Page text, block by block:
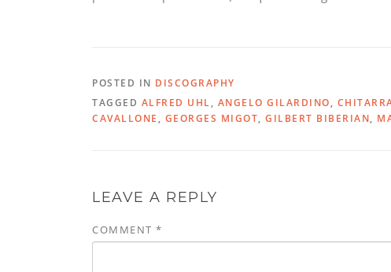
POSTED IN DISCOGRAPHY
TAGGED ALFRED UHL, ANGELO GILARDINO,
CAVALLONE , GEORGES MIGOT, GILBERT BIBERIAN,
LEAVE A REPLY
COMMENT *